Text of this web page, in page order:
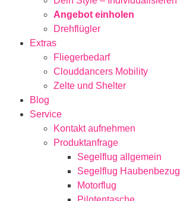
Angebot einholen
Drehflügler
Extras
Fliegerbedarf
Clouddancers Mobility
Zelte und Shelter
Blog
Service
Kontakt aufnehmen
Produktanfrage
Segelflug allgemein
Segelflug Haubenbezug
Motorflug